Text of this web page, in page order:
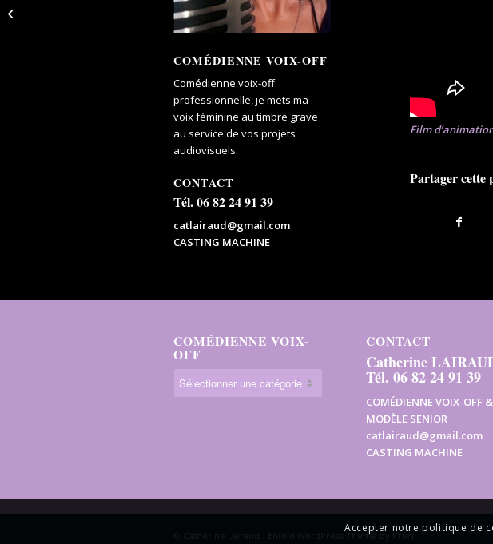
Film
Partager cette
COMÉDIENNE VOIX-OFF
Comédienne voix-off
professionnelle, je mets ma
voix féminine au timbre grave
au service de vos projets
audiovisuels.
CONTACT
Tél. 06 82 24 91 39
catlairaud@gmail.com
CASTING MACHINE
COMÉDIENNE VOIX-
OFF
CONTACT
Catherine
Tél. 06 82 24 91 39
COMÉDIENNE VOIX-OFF &
MODÈLE SENIOR
catlairaud@gmail.com
CASTING MACHINE
© Catherine Lairaud - Enfold WordPress Theme by Kriesi
Accepter notre politique de